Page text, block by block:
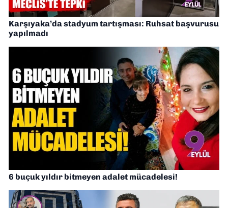
Karşıyaka’da stadyum tartışması: Ruhsat başvurusu
yapılmadı
6 buçuk yıldır bitmeyen adalet mücadelesi!